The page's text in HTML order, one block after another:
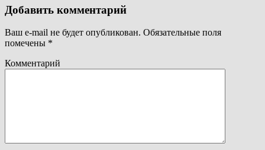
Добавить комментарий
Ваш e-mail не будет опубликован. Обязательные поля
помечены *
Комментарий